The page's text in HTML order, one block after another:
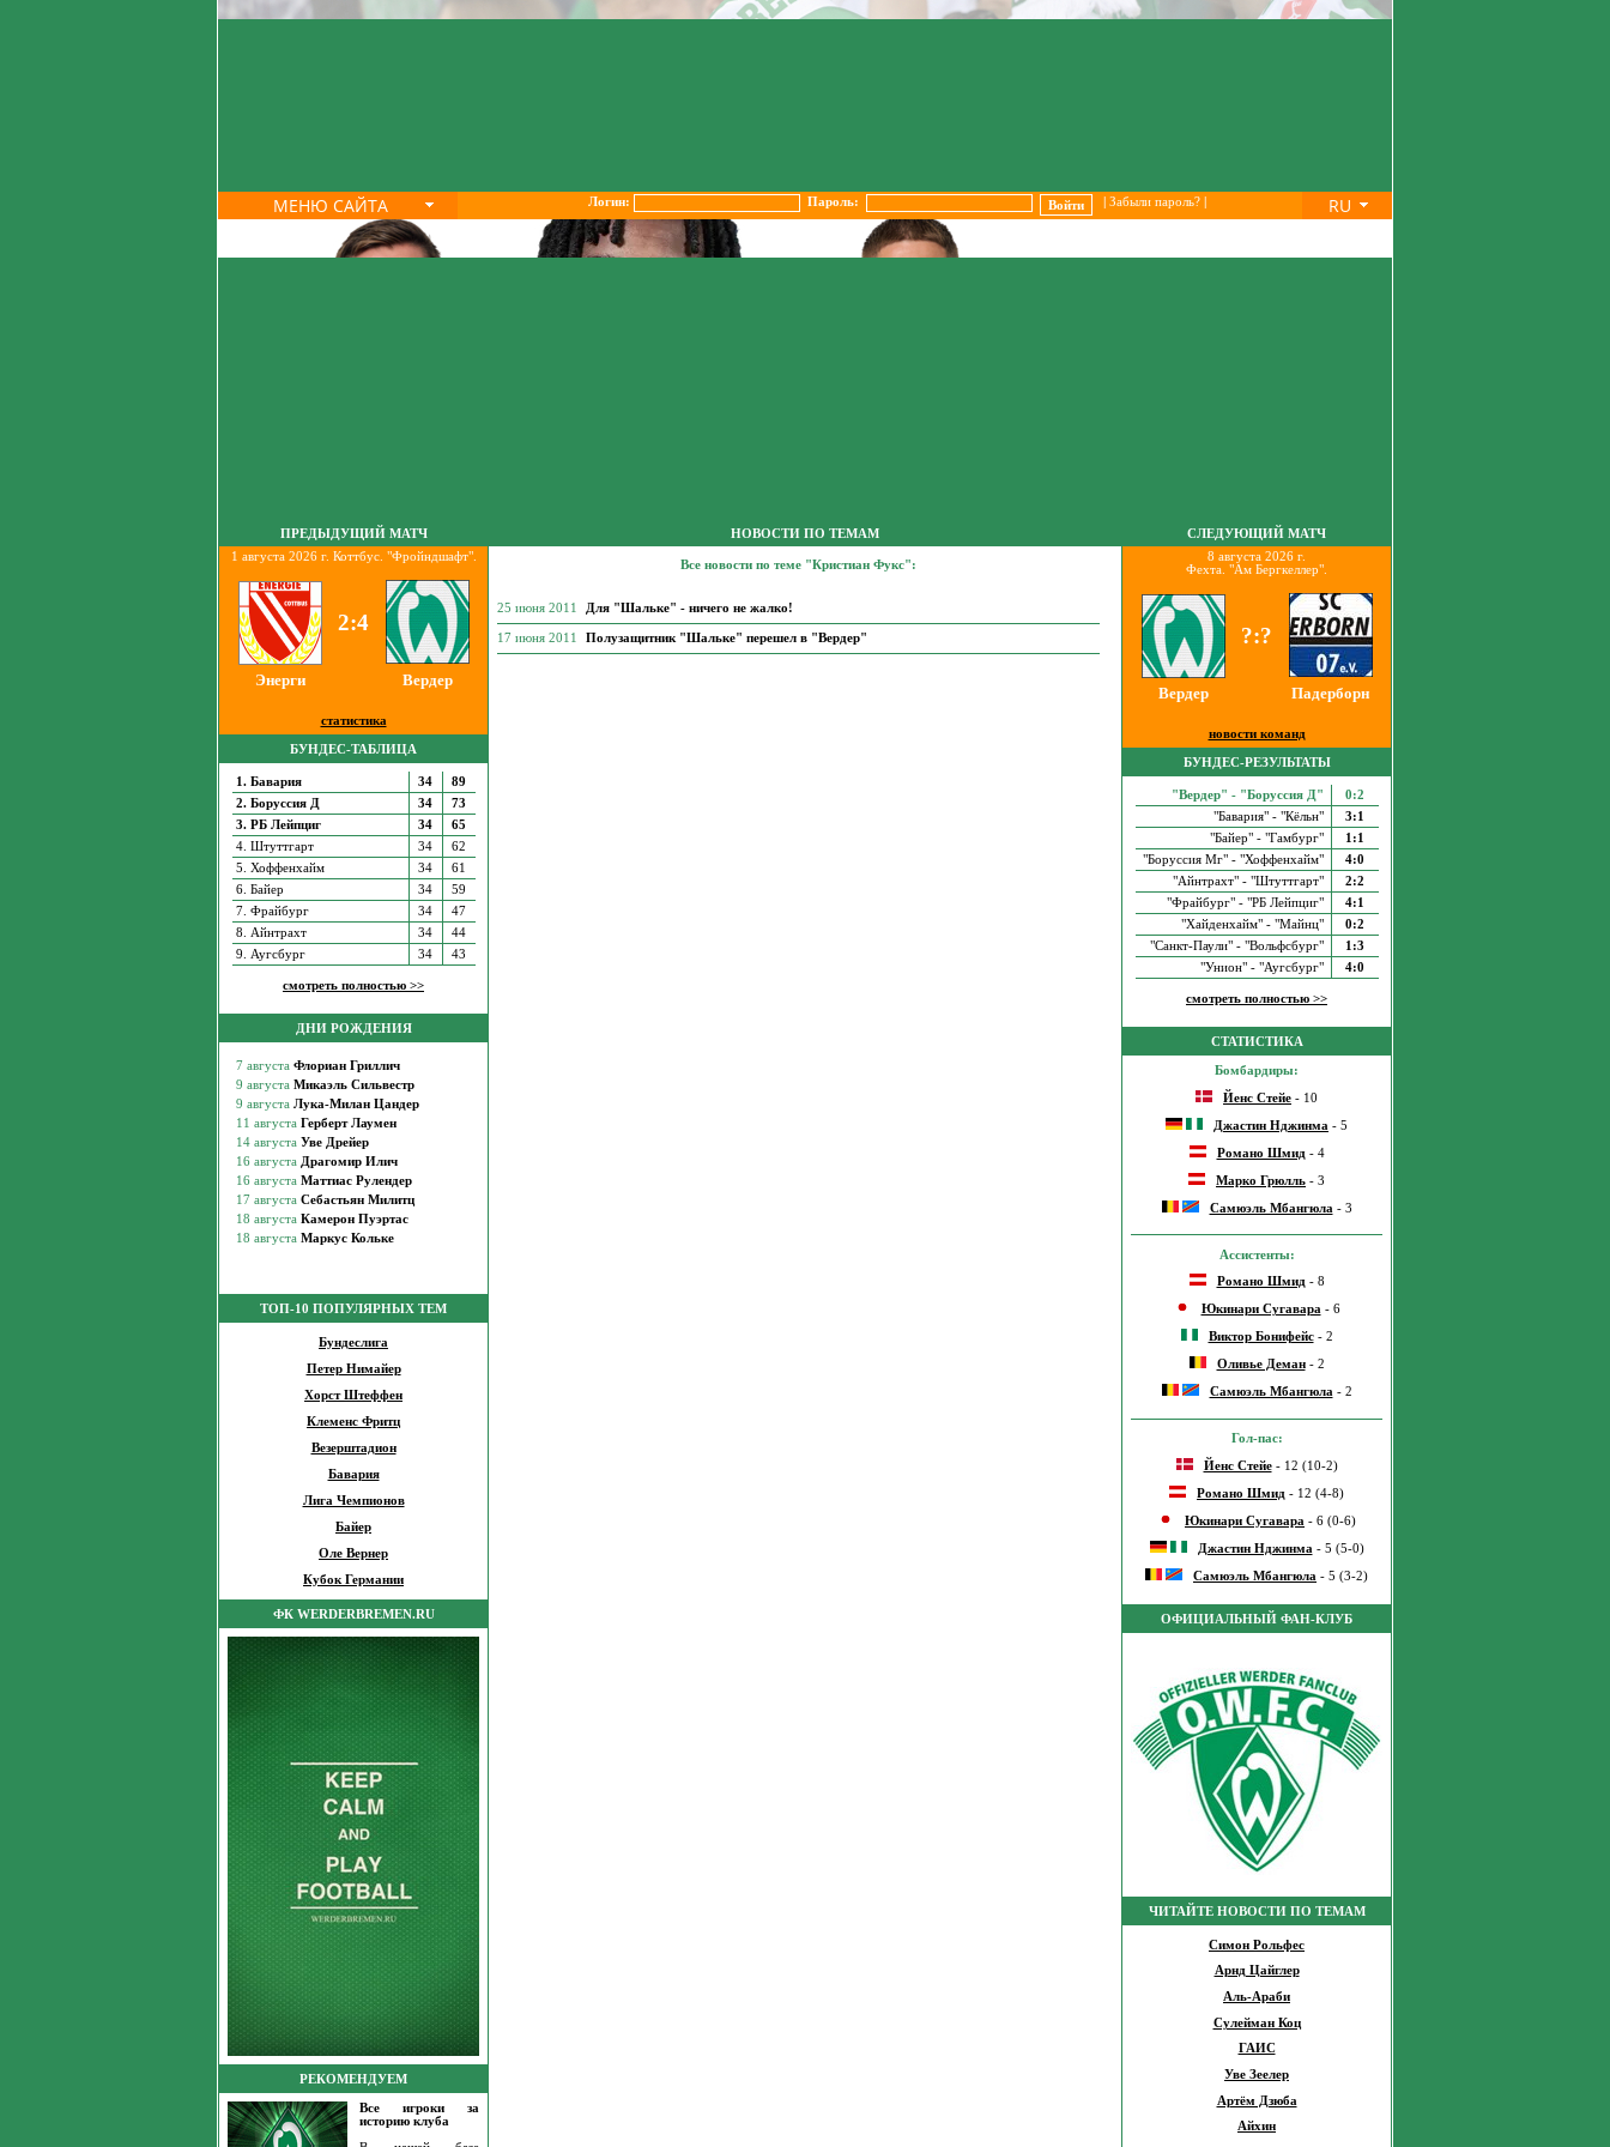
МЕНЮ САЙТА Логин: Пароль: Забыли пароль?| RU
ПРЕДЫДУЩИЙ МАТЧ
1 августа 2026 г. Коттбус. "Фройндшафт".
2:4
Энерги Вердер
статистика
БУНДЕС-ТАБЛИЦА
1. Бавария 34
89
2. Боруссия Д
34
73
3. РБ Лейпциг
34
65
4. Штуттгарт
34
62
5. Хоффенхайм
34
61
6. Байер
34
59
7. Фрайбург
34
47
8. Айнтрахт
34
44
9. Аугсбург
34 43
смотреть полностью >>
ДНИ РОЖДЕНИЯ
ТОП-10 ПОПУЛЯРНЫХ ТЕМ
Бундеслига
Петер Нимайер
Хорст Штеффен
Клеменс Фритц
Везерштадион
Бавария
Лига Чемпионов
Байер
Оле Вернер
Кубок Германии
ФК WERDERBREMEN.RU
РЕКОМЕНДУЕМ
Все игроки за
историю клуба
НОВОСТИ ПО ТЕМАМ
Все новости по теме "Кристиан Фукс":
25 июня 2011 Для "Шальке" - ничего не жалко!
17 июня 2011 Полузащитник "Шальке" перешел в "Вердер"
СЛЕДУЮЩИЙ МАТЧ
8 августа 2026 г.
Фехта. "Ам Бергкеллер".
?:?
Вердер Падерборн
новости команд
БУНДЕС-РЕЗУЛЬТАТЫ
"Вердер" - "Боруссия Д"
0:2
"Бавария" - "Кёльн"
3:1
"Байер" - "Гамбург"
1:1
"Боруссия Мг" - "Хоффенхайм"
4:0
"Айнтрахт" - "Штуттгарт"
2:2
"Фрайбург" - "РБ Лейпциг"
4:1
"Хайденхайм" - "Майнц"
0:2
"Санкт-Паули" - "Вольфсбург"
1:3
"Унион" - "Аугсбург"
4:0
смотреть полностью >>
СТАТИСТИКА
Бомбардиры:
Йенс Стейе - 10
Джастин Нджинма - 5
Романо Шмид- 4
Марко Грюлль - 3
Самюэль Мбангюла - 3
Ассистенты:
Романо Шмид- 8
Юкинари Сугавара- 6
Виктор Бонифейс- 2
Оливье Деман- 2
Самюэль Мбангюла- 2
Гол-пас:
Йенс Стейе- 12 (10-2)
Романо Шмид - 12 (4-8)
Юкинари Сугавара - 6 (0-6)
Джастин Нджинма - 5 (5-0)
Самюэль Мбангюла - 5 (3-2)
ОФИЦИАЛЬНЫЙ ФАН-КЛУБ
ЧИТАЙТЕ НОВОСТИ ПО ТЕМАМ
Симон Рольфес
Арнд Цайглер
Аль-Араби
Сулейман Коц
ГАИС
Уве Зеелер
Артём Дзюба
Айхин